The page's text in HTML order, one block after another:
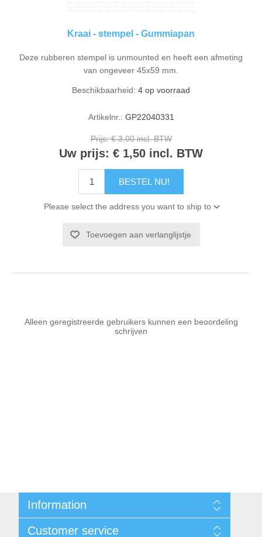
Kraai - stempel - Gummiapan
Deze rubberen stempel is unmounted en heeft een afmeting
van ongeveer 45x59 mm.
Beschikbaarheid: 4 op voorraad
Artikelnr.: GP22040331
Prijs: € 3,00 incl. BTW
Uw prijs: € 1,50 incl. BTW
BESTEL NU!
Please select the address you want to ship to
Toevoegen aan verlanglijstje
Alleen geregistreerde gebruikers kunnen een beoordeling
schrijven
Information
Customer service